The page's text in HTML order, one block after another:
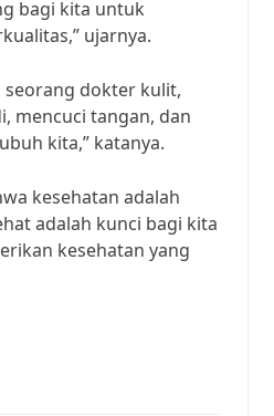
bagi kita untuk
ujarnya.
seorang dokter kulit,
mencuci tangan, dan
kita,” katanya.
kesehatan adalah
adalah kunci bagi kita
kesehatan yang